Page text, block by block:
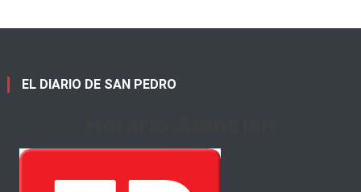
EL DIARIO DE SAN PEDRO